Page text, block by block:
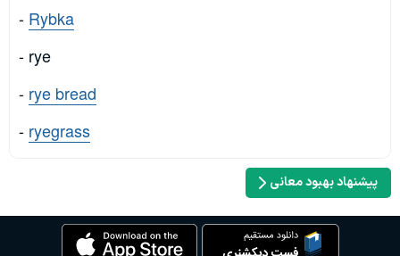
- Rybka
- rye
- rye bread
- ryegrass
پیشنهاد بهبود معانی